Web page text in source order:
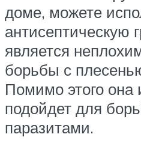
доме, можете
антисептическую
является
борьбы с
Помимо этого она
подойдет для
паразитами.